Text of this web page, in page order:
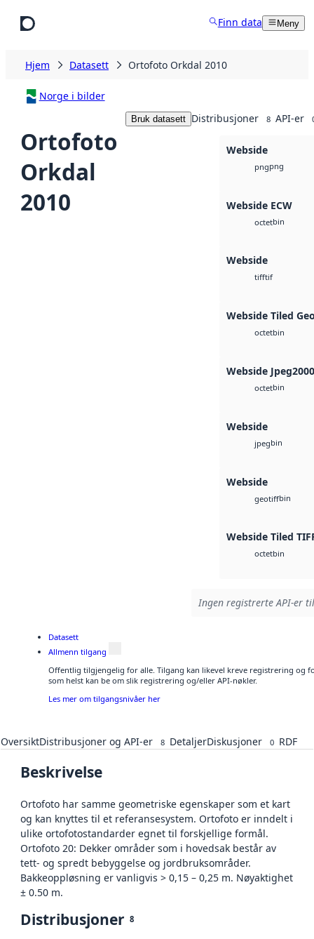
Finn data Meny
Hjem Datasett Ortofoto Orkdal 2010
Norge i bilder
Ortofoto
Orkdal
2010
Bruk datasett Distribusjoner 8 API-er
Webside
pngpng
Webside ECW
octetbin
Webside
tifftif
Webside Tiled
octetbin
Webside Jpeg2000
octetbin
Webside
jpegbin
Webside
geotiffbin
Webside Tiled
octetbin
Ingen registrerte API-er
Datasett
Allmenn tilgang
Offentlig tilgjengelig for alle. Tilgang kan likevel kreve registrering og
som helst kan be om slik registrering og/eller API-nøkler.
Les mer om tilgangsnivåer her
OversiktDistribusjoner og API-er 8 DetaljerDiskusjoner 0 RDF
Beskrivelse
Ortofoto har samme geometriske egenskaper som et kart
og kan knyttes til et referansesystem. Ortofoto er inndelt i
ulike ortofotostandarder egnet til forskjellige formål.
Ortofoto 20: Dekker områder som i hovedsak består av
tett- og spredt bebyggelse og jordbruksområder.
Bakkeoppløsning er vanligvis > 0,15 – 0,25 m. Nøyaktighet
± 0.50 m.
Distribusjoner 8